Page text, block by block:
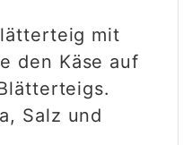
mit
den Käse auf
Salz und